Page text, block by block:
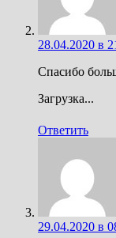
28.04.2020 в
Спасибо
Загрузка...
Ответить
29.04.2020 в